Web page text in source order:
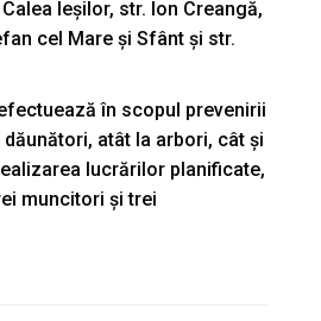
Ieșilor, str. Ion Creangă,
cel Mare și Sfânt și str.
în scopul prevenirii
atât la arbori, cât și
lucrărilor planificate,
muncitori și trei